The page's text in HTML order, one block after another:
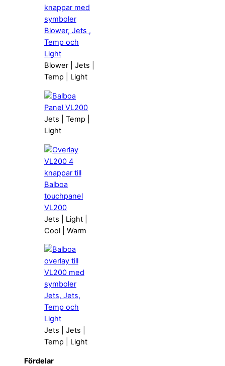
Blower | Jets |
Temp | Light
Jets | Temp |
Light
Jets | Light |
Cool | Warm
Jets | Jets |
Temp | Light
Fördelar